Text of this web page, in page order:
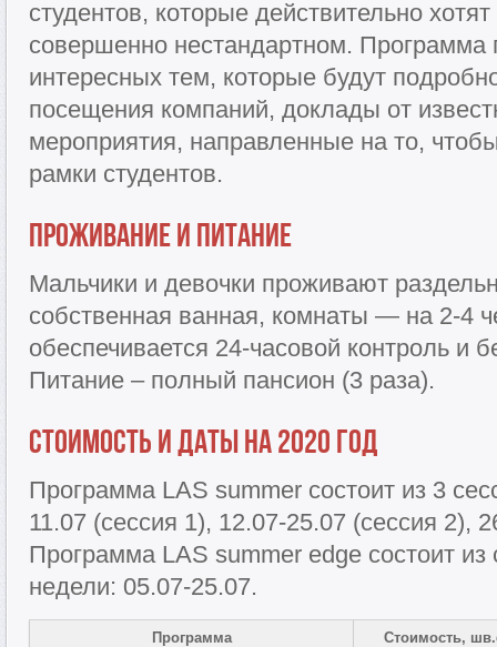
студентов, которые действительно
совершенно нестандартном. Программа
интересных тем, которые будут
посещения компаний, доклады от
мероприятия, направленные на то,
рамки студентов.
Проживание и питание
Мальчики и девочки проживают
собственная ванная, комнаты — на 2-4
обеспечивается 24-часовой контроль и
Питание – полный пансион (3 раза).
Стоимость и даты на 2020 год
Программа LAS summer состоит из 3
11.07 (сессия 1), 12.07-25.07 (сессия 2),
Программа LAS summer edge состоит из
недели: 05.07-25.07.
Программа Стоимость,